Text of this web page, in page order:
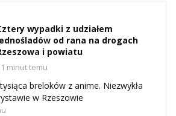
wypadki z udziałem
od rana na drogach
i powiatu
minut temu
breloków z anime. Niezwykła
w Rzeszowie